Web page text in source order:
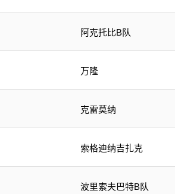
阿克托比B队
万隆
克雷莫纳
索格迪纳吉扎克
波里索夫巴特B队